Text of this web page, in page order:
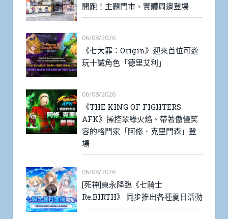
開跑！主題門市、實體周邊登場
06/08/2026
《七大罪：Origin》迎來首位可遊
玩十誡角色「德里艾利」
06/08/2026
《THE KING OF FIGHTERS
AFK》操控翠綠火焰、帶著傲慢笑
容的格鬥家「阿修．克里門森」登
場
06/08/2026
[死神]東永降臨《七騎士
Re:BIRTH》 同步推出各種夏日活動